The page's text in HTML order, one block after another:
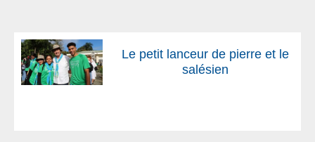
Le petit lanceur de pierre et le
salésien